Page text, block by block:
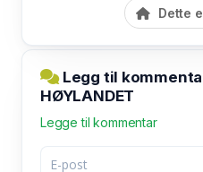
Dette
Legg til
HØYLANDET
Legge til kommentar